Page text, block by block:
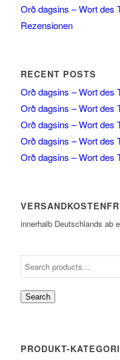
Orð dagsins – Wort des
Rezensionen
RECENT POSTS
Orð dagsins – Wort des
Orð dagsins – Wort des
Orð dagsins – Wort des
Orð dagsins – Wort des
Orð dagsins – Wort des
innerhalb Deutschlands ab
Search
PRODUKT-